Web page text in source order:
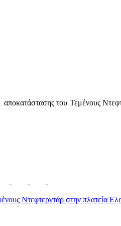
του Τεμένους
Ντεφτερντάρ στην πλατεία